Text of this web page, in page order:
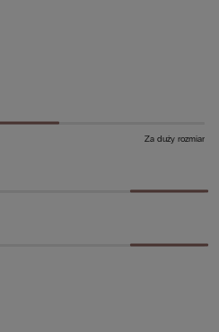
Za duży rozmiar